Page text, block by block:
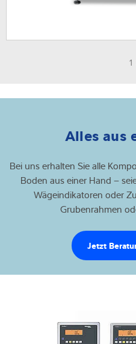
Alles aus
Bei uns erhalten Sie alle
Boden aus einer Hand –
Wägeindikatoren oder
Grubenrahmen
Jetzt